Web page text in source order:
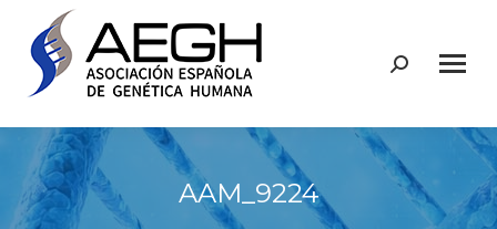
Buscar:
AAM_9224